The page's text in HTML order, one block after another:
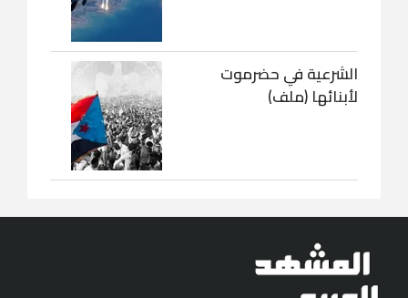
الشرعية في حضرموت
لأبنائها (ملف)